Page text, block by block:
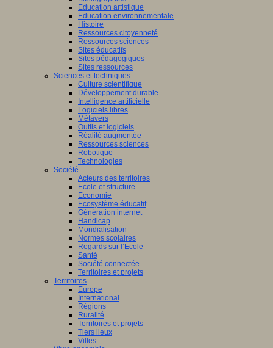
Education artistique
Education environnementale
Histoire
Ressources citoyenneté
Ressources sciences
Sites éducatifs
Sites pédagogiques
Sites ressources
Sciences et techniques
Culture scientifique
Développement durable
Intelligence artificielle
Logiciels libres
Métavers
Outils et logiciels
Réalité augmentée
Ressources sciences
Robotique
Technologies
Société
Acteurs des territoires
Ecole et structure
Economie
Ecosystème éducatif
Génération internet
Handicap
Mondialisation
Normes scolaires
Regards sur l’Ecole
Santé
Société connectée
Territoires et projets
Territoires
Europe
International
Régions
Ruralité
Territoires et projets
Tiers lieux
Villes